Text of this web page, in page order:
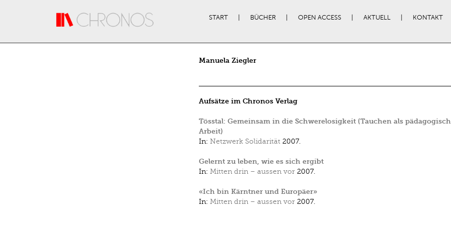
START BÜCHER OPEN ACCESS AKTUELL KONTAKT
Manuela Ziegler
Aufsätze im Chronos Verlag
Tösstal: Gemeinsam in die Schwerelosigkeit (Tauchen als
Arbeit)
In: Netzwerk Solidarität 2007.
Gelernt zu leben, wie es sich ergibt
In: Mitten drin – aussen vor 2007.
«Ich bin Kärntner und Europäer»
In: Mitten drin – aussen vor 2007.